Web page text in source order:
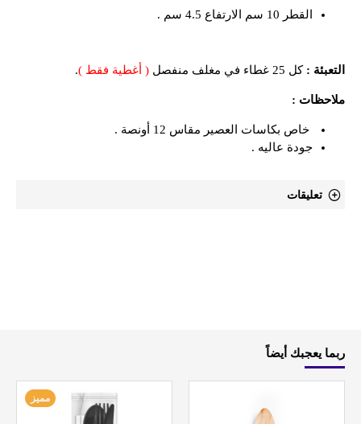
القطر 10 سم الارتفاع 4.5 سم .
التعبئة : كل 25 غطاء في مغلف منفصل ( أغطية فقط ).
ملاحظات :
خاص بكاسات العصير مقاس 12 أونصة .
جودة عاليه .
تعليقات
ربما يعجبك أيضاً
مميز